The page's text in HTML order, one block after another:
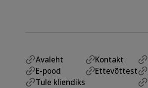
Avaleht
E-pood
Tule kliendiks
Kontakt
Ettevõttest